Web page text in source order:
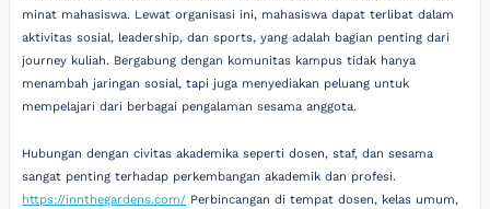
minat mahasiswa. Lewat organisasi ini, mahasiswa dapat terlibat dalam
aktivitas sosial, leadership, dan sports, yang adalah bagian penting dari
journey kuliah. Bergabung dengan komunitas kampus tidak hanya
menambah jaringan sosial, tapi juga menyediakan peluang untuk
mempelajari dari berbagai pengalaman sesama anggota.
Hubungan dengan civitas akademika seperti dosen, staf, dan sesama
sangat penting terhadap perkembangan akademik dan profesi.
https://innthegardens.com/ Perbincangan di tempat dosen, kelas umum,